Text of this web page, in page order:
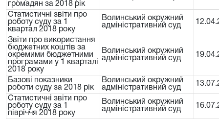
громадян за 2018 рік
Статистичні звіти про
роботу суду за 1
квартал 2018 року
Волинський окружний
адміністративний суд
Звіти про використання
бюджетних коштів за
окремими бюджетними
програмами у 1 кварталі
2018 року
Волинський окружний
адміністративний суд
Базові показники
роботи суду за 2018 рік
Волинський окружний
адміністративний суд
Статистичні звіти про
роботу суду за 1
півріччя 2018 року
Волинський окружний
адміністративний суд